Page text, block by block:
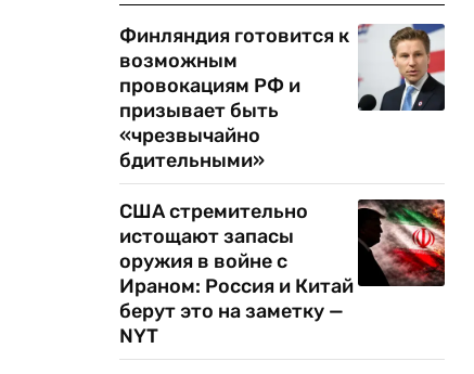
Финляндия готовится к
возможным
провокациям РФ и
призывает быть
«чрезвычайно
бдительными»
США стремительно
истощают запасы
оружия в войне с
Ираном: Россия и Китай
берут это на заметку —
NYT